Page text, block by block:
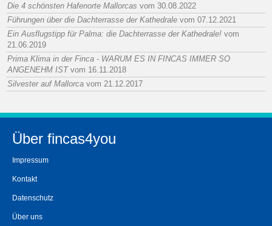
Die 4 schönsten Hafenorte Mallorcas vom 30.08.2022
Führungen über die Dachterrasse der Kathedrale vom 07.12.2021
Ein Ausflugstipp für Palma: die Dachterrasse der Kathedrale! vom
21.06.2019
Prima Klima in der Finca - WARUM ES IN FINCAS IMMER SO
ANGENEHM ISTvom 16.11.2018
Silvester auf Mallorca vom 21.12.2017
Über fincas4you
Impressum
Kontakt
Datenschutz
Über uns